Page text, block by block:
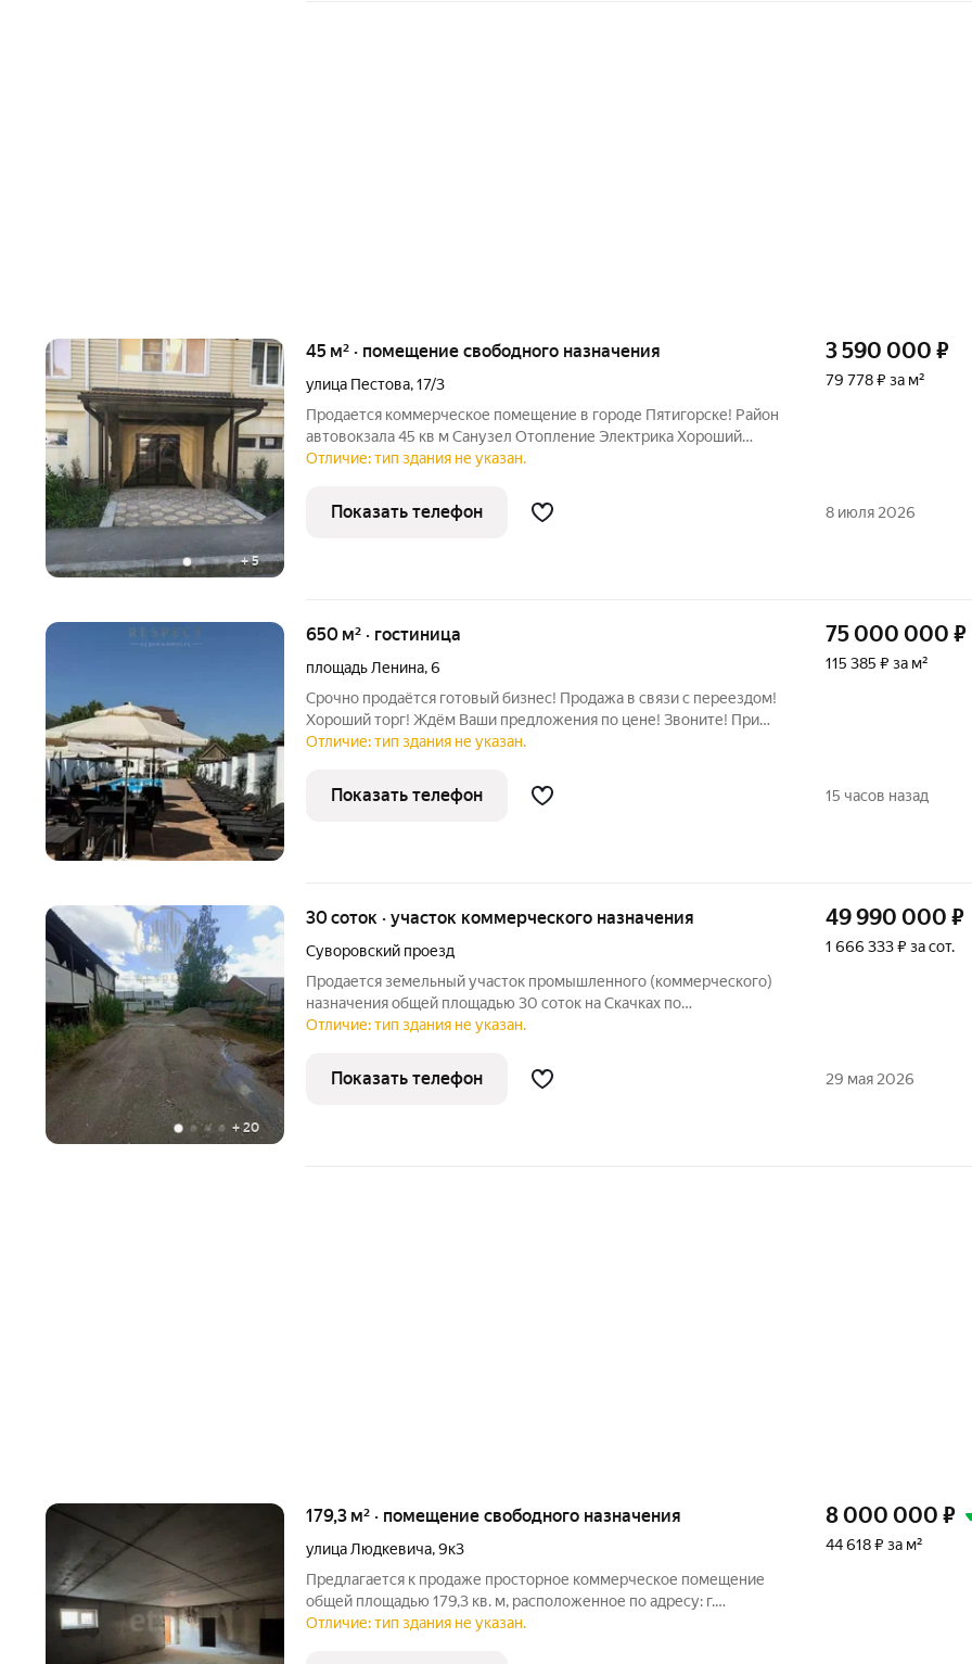
+5
45 м² · помещение свободного назначения
улица Пестова,17/3
Продается коммерческое помещение в городе Пятигорске! Район
автовокзала 45 кв м Санузел Отопление Электрика Хороший
ремонт Все вопросы по телефону
3 590 000 ₽
79 778 ₽ за м²
Отличие: тип здания не указан.
Показать телефон 8 июля 2026
650 м² · гостиница
площадь Ленина,6
Срочно продаётся готовый бизнес! Продажа в связи с переездом!
Хороший торг! Ждём Ваши предложения по цене! Звоните! При
звонке сообщите, пожалуйста, номер объекта 4378, чтобы мы
оперативно.
75 000 000 ₽
115 385 ₽ за м²
Отличие: тип здания не указан.
Показать телефон 15 часов назад
+20
30 соток · участок коммерческого назначения
Суворовский проезд
Продается земельный участок промышленного (коммерческого)
назначения общей площадью 30 соток на Скачках по
Суворовскому проезду по красной линии . Ширина по фасаду 37
проходят рядом.
49 990 000 ₽
1 666 333 ₽ за сот.
Отличие: тип здания не указан.
Показать телефон 29 мая 2026
179,3 м² · помещение свободного назначения
улица Людкевича,9к3
Предлагается к продаже просторное коммерческое помещение
общей площадью 179,3 кв. м, расположенное по адресу: г.
Пятигорск, ул. Людкевича, 9к3. Помещение подходит для
8 000 000 ₽
44 618 ₽ за м²
Отличие: тип здания не указан.